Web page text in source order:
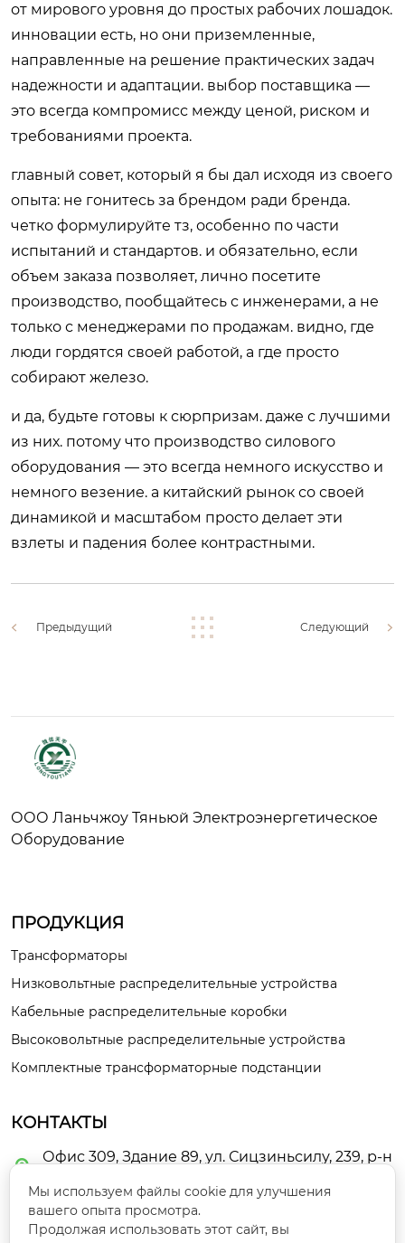
от мирового уровня до простых рабочих лошадок.
инновации есть, но они приземленные,
направленные на решение практических задач
надежности и адаптации. выбор поставщика —
это всегда компромисс между ценой, риском и
требованиями проекта.
главный совет, который я бы дал исходя из своего
опыта: не гонитесь за брендом ради бренда.
четко формулируйте тз, особенно по части
испытаний и стандартов. и обязательно, если
объем заказа позволяет, лично посетите
производство, пообщайтесь с инженерами, а не
только с менеджерами по продажам. видно, где
люди гордятся своей работой, а где просто
собирают железо.
и да, будьте готовы к сюрпризам. даже с лучшими
из них. потому что производство силового
оборудования — это всегда немного искусство и
немного везение. а китайский рынок со своей
динамикой и масштабом просто делает эти
взлеты и падения более контрастными.
Предыдущий Следующий
ООО Ланьчжоу Тяньюй Электроэнергетическое
Оборудование
ПРОДУКЦИЯ
Трансформаторы
Низковольтные распределительные устройства
Кабельные распределительные коробки
Высоковольтные распределительные устройства
Комплектные трансформаторные подстанции
КОНТАКТЫ
 Офис 309, Здание 89, ул. Сицзиньсилу, 239, р-н
 guoyunbo463@gmail.com
Мы используем файлы cookie для улучшения
вашего опыта просмотра.
Продолжая использовать этот сайт, вы